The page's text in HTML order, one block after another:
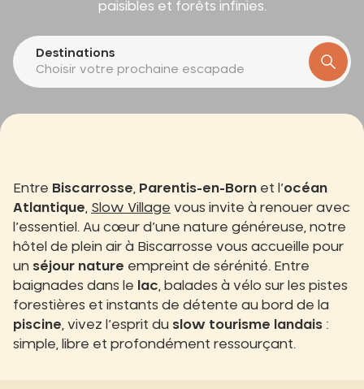
paisibles et forêts infinies.
Destinations
Choisir votre prochaine escapade
Entre Biscarrosse Parentis-en-Born et l’océan
Atlantique Slow Village vous invite à renouer avec
l’essentiel. Au cœur d’une nature généreuse, notre
hôtel de plein air à Biscarrosse vous accueille pour
un séjour nature empreint de sérénité. Entre
baignades dans le
lac , balades à vélo sur les pistes
forestières et instants de détente au bord de la
piscine , vivez l’esprit du slow tourisme landais :
simple, libre et profondément ressourçant.